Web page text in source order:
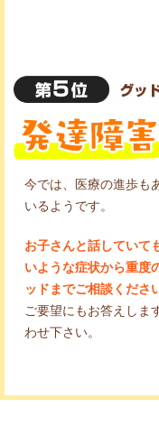
今では、医療の進歩も
いるようです。
お子さんと話していて
いような症状から重度
ッドまでご相談くださ
ご要望にもお答えしま
わせ下さい。